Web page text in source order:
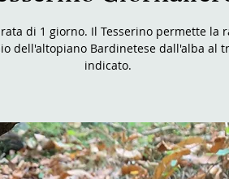
di 1 giorno. Il Tesserino permette la
dell'altopiano Bardinetese dall'alba al
indicato.